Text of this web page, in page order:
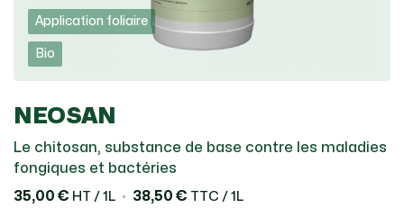
Application foliaire
Bio
NEOSAN
Le chitosan, substance de base contre les maladies
fongiques et bactéries
35,00 € HT / 1L 38,50 € TTC / 1L